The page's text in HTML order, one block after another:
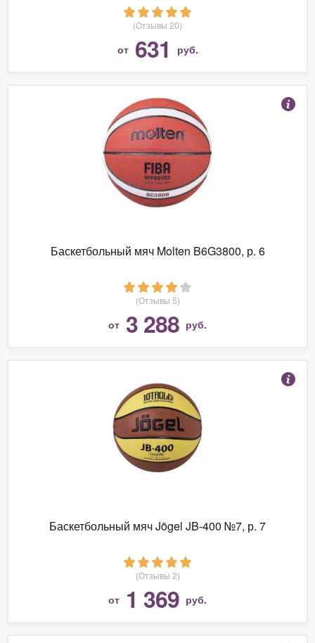
(Отзывы 20)
от 631 руб.
Баскетбольный мяч Molten B6G3800, р. 6
(Отзывы 5)
от 3 288 руб.
Баскетбольный мяч Jögel JB-400 №7, р. 7
(Отзывы 2)
от 1 369 руб.